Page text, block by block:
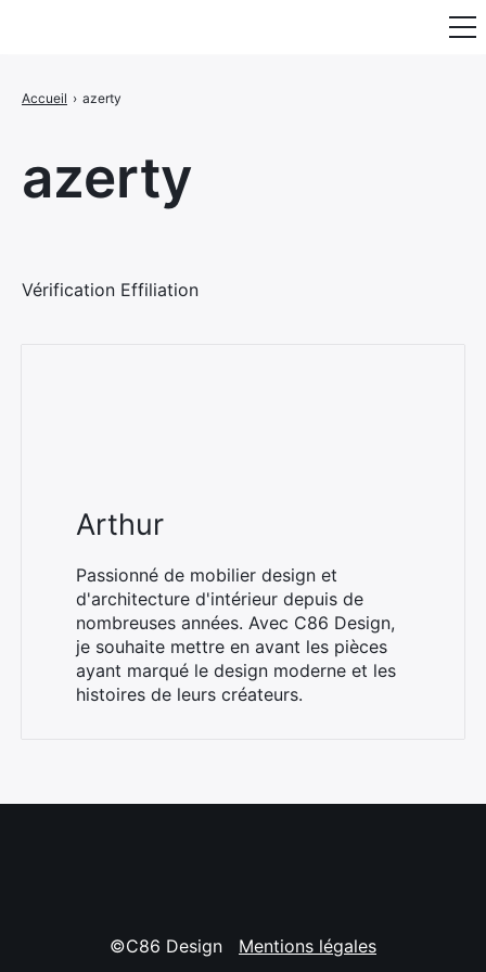
azerty
Accueil › azerty
Vérification Effiliation
Arthur
Passionné de mobilier design et
d'architecture d'intérieur depuis de
nombreuses années. Avec C86 Design,
je souhaite mettre en avant les pièces
ayant marqué le design moderne et les
histoires de leurs créateurs.
Luminaire
©C86 Design Mentions légales